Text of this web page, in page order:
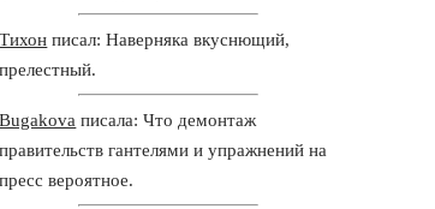
Тихон писал: Наверняка вкуснющий,
прелестный.
Bugakova писала: Что демонтаж
правительств гантелями и упражнений на
пресс вероятное.